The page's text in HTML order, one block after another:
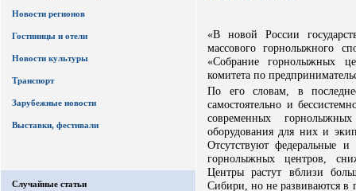
Новости регионов
Гостиницы и отели
Новости культуры
Транспорт
Зарубежные новости
Выставки, фестивали
Случайные статьи
«В новой России
массового горнолыжного
«Собрание горнолыжных
комитета по
По его словам, в
самостоятельно и
современных
оборудования для них и
Отсутствуют федеральные и
горнолыжных центров,
Центры растут вблизи
Сибири, но не развиваются в